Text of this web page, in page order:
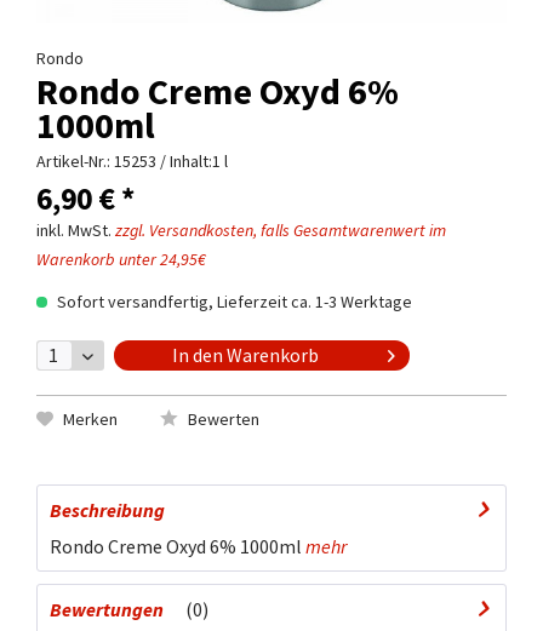
Rondo
Rondo Creme Oxyd 6%
1000ml
Artikel-Nr.: 15253 / Inhalt:1 l
6,90 € *
inkl. MwSt. zzgl. Versandkosten, falls Gesamtwarenwert im
Warenkorb unter 24,95€
Sofort versandfertig, Lieferzeit ca. 1-3 Werktage
In den Warenkorb
Merken Bewerten
Beschreibung
Rondo Creme Oxyd 6% 1000ml mehr
Bewertungen
0